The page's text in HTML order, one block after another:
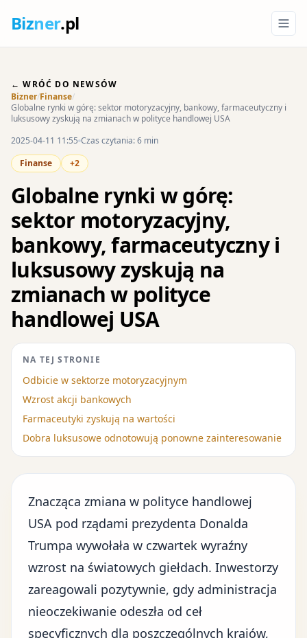
Bizner.pl
← WRÓĆ DO NEWSÓW
Bizner/Finanse/
Globalne rynki w górę: sektor motoryzacyjny, bankowy, farmaceutyczny i
luksusowy zyskują na zmianach w polityce handlowej USA
2025-04-11 11:55 Czas czytania: 6 min
Finanse
+2
Globalne rynki w górę:
sektor motoryzacyjny,
bankowy, farmaceutyczny i
luksusowy zyskują na
zmianach w polityce
handlowej USA
NA TEJ STRONIE
Odbicie w sektorze motoryzacyjnym
Wzrost akcji bankowych
Farmaceutyki zyskują na wartości
Dobra luksusowe odnotowują ponowne zainteresowanie
Znacząca zmiana w polityce handlowej
USA pod rządami prezydenta Donalda
Trumpa wywołała w czwartek wyraźny
wzrost na światowych giełdach. Inwestorzy
zareagowali pozytywnie, gdy administracja
nieoczekiwanie odeszła od ceł
specyficznych dla poszczególnych krajów,